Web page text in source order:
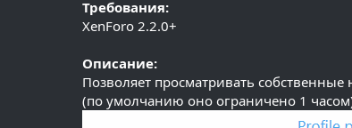
Требования:
XenForo 2.2.0+
Описание:
Позволяет просматривать
(по умолчанию оно ограничено 1